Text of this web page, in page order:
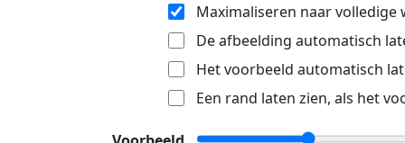
Maximaliseren naar volledige
De afbeelding automatisch
Het voorbeeld automatisch
Een rand laten zien, als het